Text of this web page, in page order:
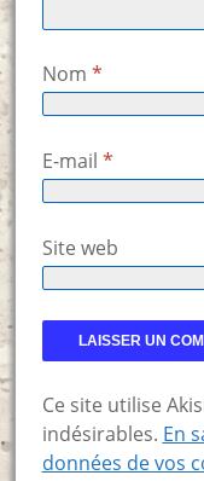
Nom *
E-mail *
Site web
Ce site utilise
indésirables. En
données de vos